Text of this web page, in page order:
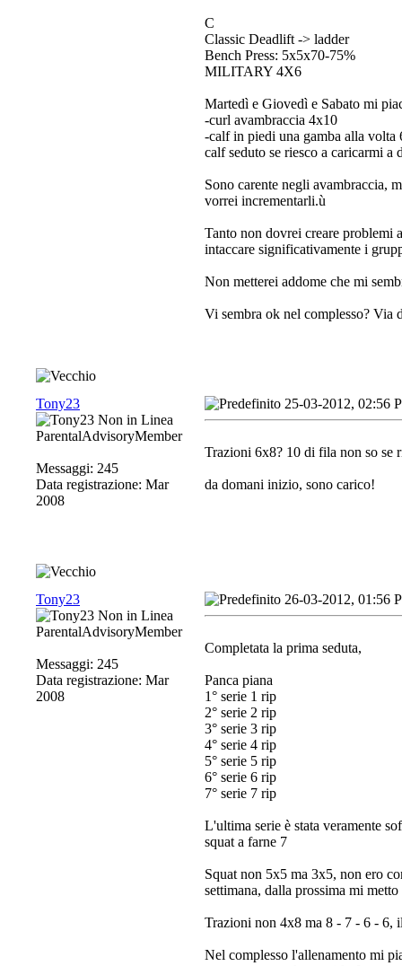
C
Classic Deadlift -> ladder
Bench Press: 5x5x70-75%
MILITARY 4X6
Martedì e Giovedì e Sabato mi
-curl avambraccia 4x10
-calf in piedi una gamba alla volta
calf seduto se riesco a caricarmi
Sono carente negli avambraccia,
vorrei incrementarli.ù
Tanto non dovrei creare problemi
intaccare significativamente i
Non metterei addome che mi
Vi sembra ok nel complesso? Via
Tony23
ParentalAdvisoryMember
Messaggi: 245
Data registrazione: Mar
2008
25-03-2012, 02:56
Trazioni 6x8? 10 di fila non so se
da domani inizio, sono carico!
Tony23
ParentalAdvisoryMember
Messaggi: 245
Data registrazione: Mar
2008
26-03-2012, 01:56
Completata la prima seduta,
Panca piana
1° serie 1 rip
2° serie 2 rip
3° serie 3 rip
4° serie 4 rip
5° serie 5 rip
6° serie 6 rip
7° serie 7 rip
L'ultima serie è stata veramente
squat a farne 7
Squat non 5x5 ma 3x5, non ero
settimana, dalla prossima mi
Trazioni non 4x8 ma 8 - 7 - 6 - 6,
Nel complesso l'allenamento mi